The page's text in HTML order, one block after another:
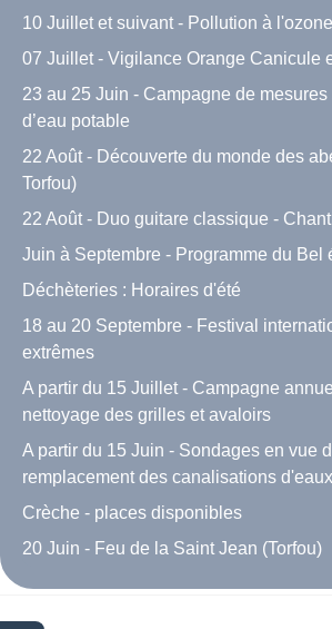
10 Juillet et suivant - Pollution à l'ozone
07 Juillet - Vigilance Orange Canicule
23 au 25 Juin - Campagne de
d’eau potable
22 Août - Découverte du monde des
Torfou)
22 Août - Duo guitare classique -
Juin à Septembre - Programme du Bel
Déchèteries : Horaires d'été
18 au 20 Septembre - Festival
extrêmes
A partir du 15 Juillet - Campagne
nettoyage des grilles et avaloirs
A partir du 15 Juin - Sondages en vue
remplacement des canalisations
Crèche - places disponibles
20 Juin - Feu de la Saint Jean (Torfou)